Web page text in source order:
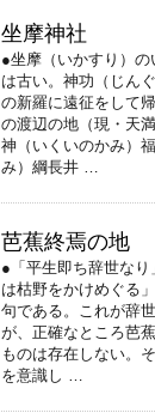
坐摩神社
●坐摩（いかすり）
は古い。神功（じん
の新羅に遠征をして
の渡辺の地（現・天
神（いくいのかみ）
み）綱長井 …
芭蕉終焉の地
●「平生即ち辞世な
は枯野をかけめぐる
句である。これが辞
が、正確なところ芭
ものは存在しない。
を意識し …